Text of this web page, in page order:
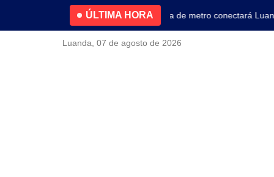
ÚLTIMA HORA
4.2% no primeiro trimestreNova linha de metro conectará
Luanda, 07 de agosto de 2026